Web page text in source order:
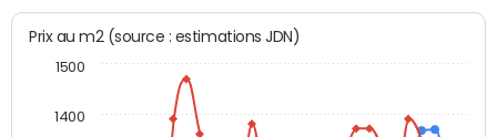
Prix au m2 (source : estimations JDN)
1400
1500